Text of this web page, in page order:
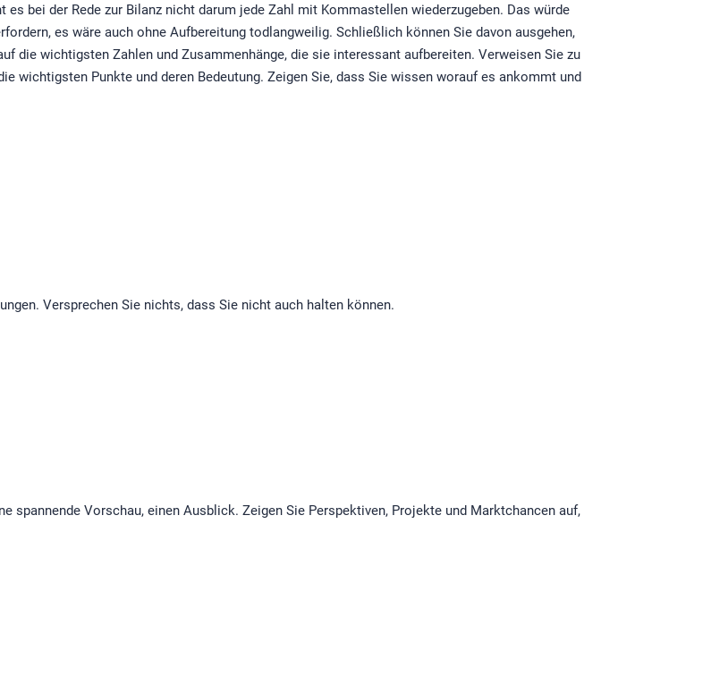
bei der Rede zur Bilanz nicht darum jede Zahl mit Kommastellen wiederzugeben. Das würde
es wäre auch ohne Aufbereitung todlangweilig. Schließlich können Sie davon ausgehen,
die wichtigsten Zahlen und Zusammenhänge, die sie interessant aufbereiten. Verweisen Sie zu
wichtigsten Punkte und deren Bedeutung. Zeigen Sie, dass Sie wissen worauf es ankommt und
Versprechen Sie nichts, dass Sie nicht auch halten können.
spannende Vorschau, einen Ausblick. Zeigen Sie Perspektiven, Projekte und Marktchancen auf,